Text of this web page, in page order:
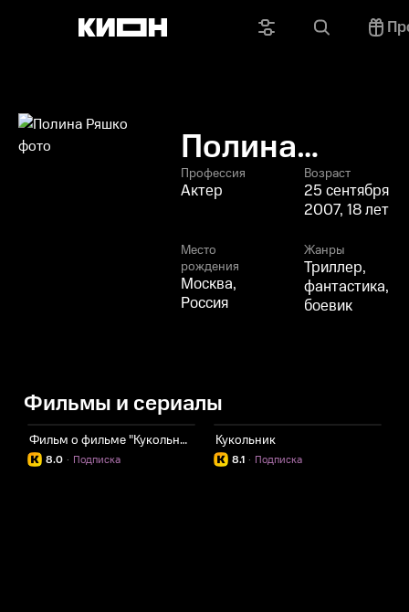
Полина
Ряшко
Профессия
Актер
Возраст
25 сентября
2007, 18 лет
Место
рождения
Москва,
Россия
Жанры
Триллер,
фантастика,
боевик
Фильмы и сериалы
Фильм о фильме "Кукольник"
8.0 Подписка
·
Кукольник
8.1 Подписка
·